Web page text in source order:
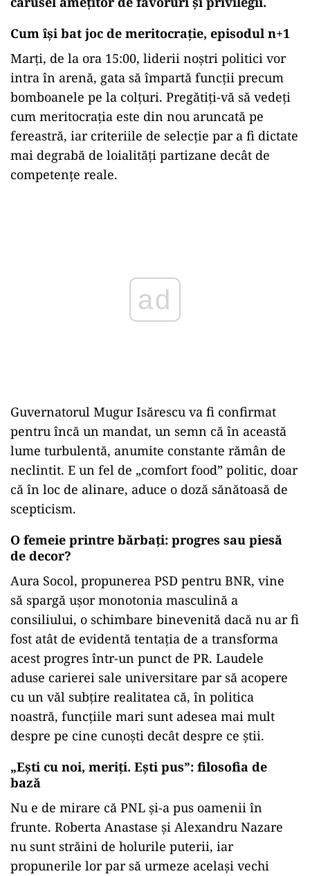
Cum își bat joc de meritocrație, episodul n+1
Marţi, de la ora 15:00, liderii noștri politici vor
intra în arenă, gata să împartă funcții precum
bomboanele pe la colțuri. Pregătiți-vă să vedeți
cum meritocrația este din nou aruncată pe
fereastră, iar criteriile de selecție par a fi dictate
mai degrabă de loialități partizane decât de
competențe reale.
Guvernatorul Mugur Isărescu va fi confirmat
pentru încă un mandat, un semn că în această
lume turbulentă, anumite constante rămân de
neclintit. E un fel de „comfort food” politic, doar
că în loc de alinare, aduce o doză sănătoasă de
scepticism.
O femeie printre bărbați: progres sau piesă
de decor?
Aura Socol, propunerea PSD pentru BNR, vine
să spargă ușor monotonia masculină a
consiliului, o schimbare binevenită dacă nu ar fi
fost atât de evidentă tentația de a transforma
acest progres într-un punct de PR. Laudele
aduse carierei sale universitare par să acopere
cu un văl subțire realitatea că, în politica
noastră, funcțiile mari sunt adesea mai mult
despre pe cine cunoști decât despre ce știi.
„Ești cu noi, meriți. Ești pus”: filosofia de
bază
Nu e de mirare că PNL și-a pus oamenii în
frunte. Roberta Anastase și Alexandru Nazare
nu sunt străini de holurile puterii, iar
propunerile lor par să urmeze același vechi